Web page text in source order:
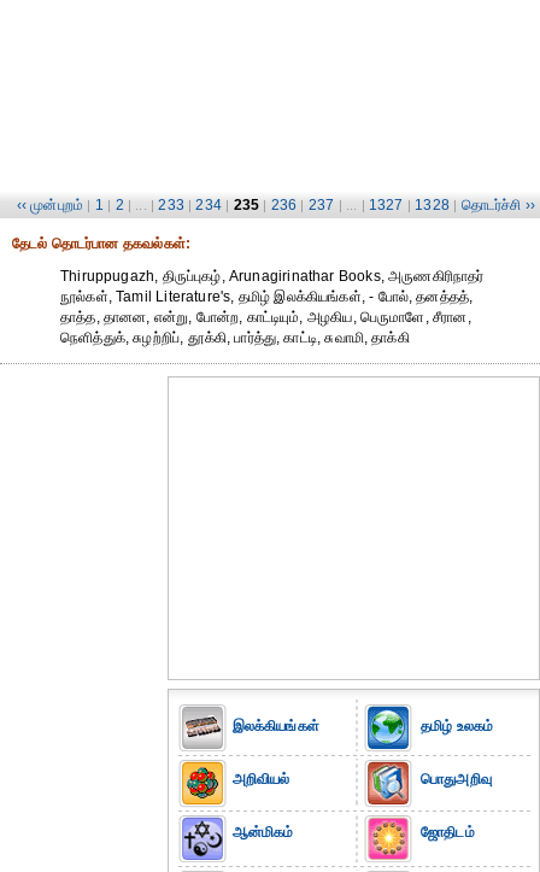
‹‹ முன்புறம் | 1 | 2 | ... | 233 | 234 | 235 | 236 | 237 | ... | 1327 | 1328 | தொடர்ச்சி ››
தேட‌ல் தொட‌ர்பான தகவ‌ல்க‌ள்:
Thiruppugazh, திருப்புகழ், Arunagirinathar Books, அருணகிரிநாதர்
நூல்கள், Tamil Literature's, தமிழ் இலக்கியங்கள், - போல், தனத்தத்,
தாத்த, தானன, என்று, போன்ற, காட்டியும், அழகிய, பெருமாளே, சீரான,
நெளித்துக், சுழற்றிப், தூக்கி, பார்த்து, காட்டி, சுவாமி, தாக்கி
இலக்கியங்கள்
அறிவியல்
ஆன்மிகம்
தமிழ் உலகம்
பொதுஅறிவு
ஜோதிடம்